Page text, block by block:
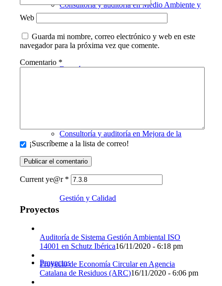
Consultoría y auditoría en Medio Ambiente y
Energía
Consultoría y auditoría en Mejora de la
Gestión y Calidad
Proyectos
Web
Guarda mi nombre, correo electrónico y web en este
navegador para la próxima vez que comente.
Comentario *
¡Suscríbeme a la lista de correo!
Current ye@r *
Proyectos
Auditoría de Sistema Gestión Ambiental ISO
14001 en Schutz Ibérica16/11/2020 - 6:18 pm
Proyecto de Economía Circular en Agencia
Catalana de Residuos (ARC)16/11/2020 - 6:06 pm